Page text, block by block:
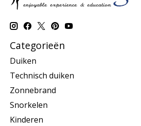
Categorieën
Duiken
Technisch duiken
Zonnebrand
Snorkelen
Kinderen